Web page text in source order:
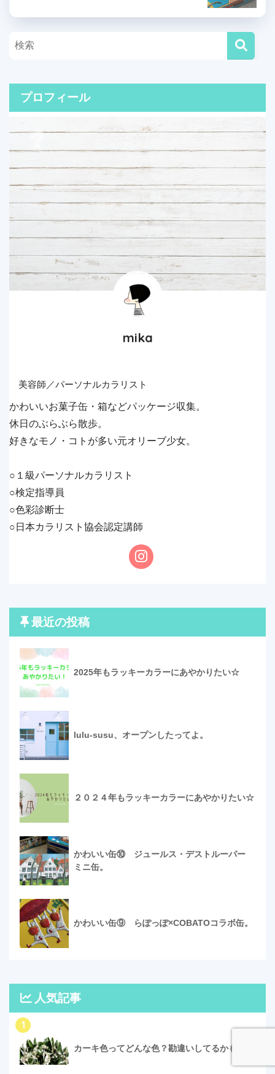
プロフィール
mika
美容師／パーソナルカラリスト
かわいいお菓子缶・箱などパッケージ収集。
休日のぶらぶら散歩。
好きなモノ・コトが多い元オリーブ少女。
○１級パーソナルカラリスト
○検定指導員
○色彩診断士
○日本カラリスト協会認定講師
最近の投稿
2025年もラッキーカラーにあやかりたい☆
lulu-susu、オープンしたってよ。
２０２４年もラッキーカラーにあやかりたい☆
かわいい缶⑩ ジュールス・デストルーパー
ミニ缶。
かわいい缶⑨ らぽっぽ×COBATOコラボ缶。
人気記事
1
カーキ色ってどんな色？勘違いしてるかも？